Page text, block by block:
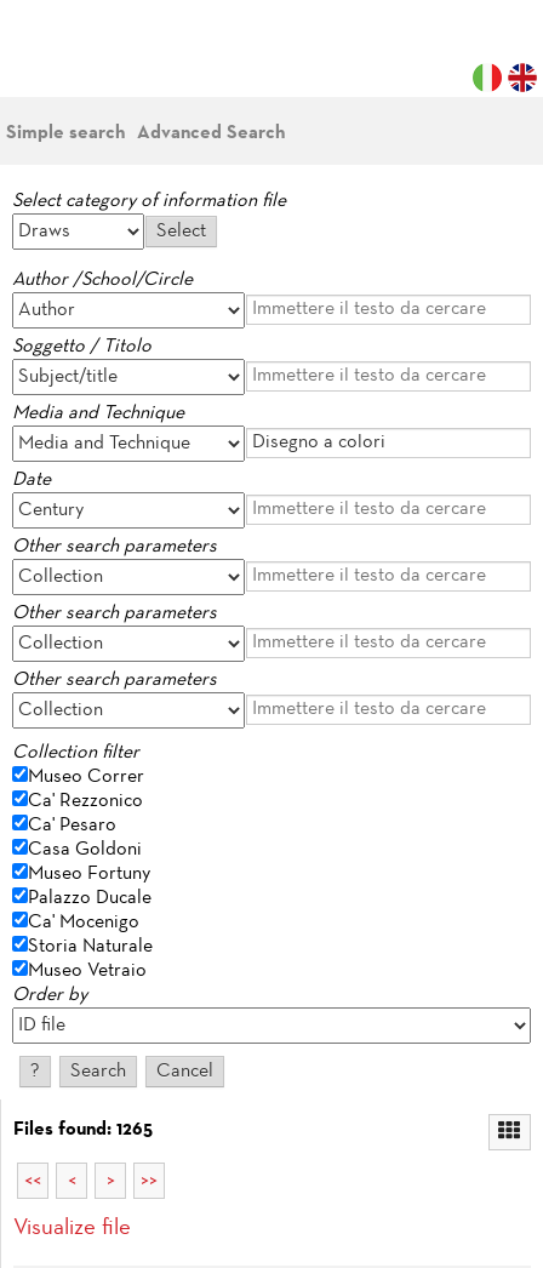
Simple search Advanced Search
Select category of information file
Author /School/Circle
Soggetto / Titolo
Media and Technique
Date
Other search parameters
Other search parameters
Other search parameters
Collection filter
Museo Correr
Ca' Rezzonico
Ca' Pesaro
Casa Goldoni
Museo Fortuny
Palazzo Ducale
Ca' Mocenigo
Storia Naturale
Museo Vetraio
Order by
Files found: 1265
<< < > >>
Visualize file